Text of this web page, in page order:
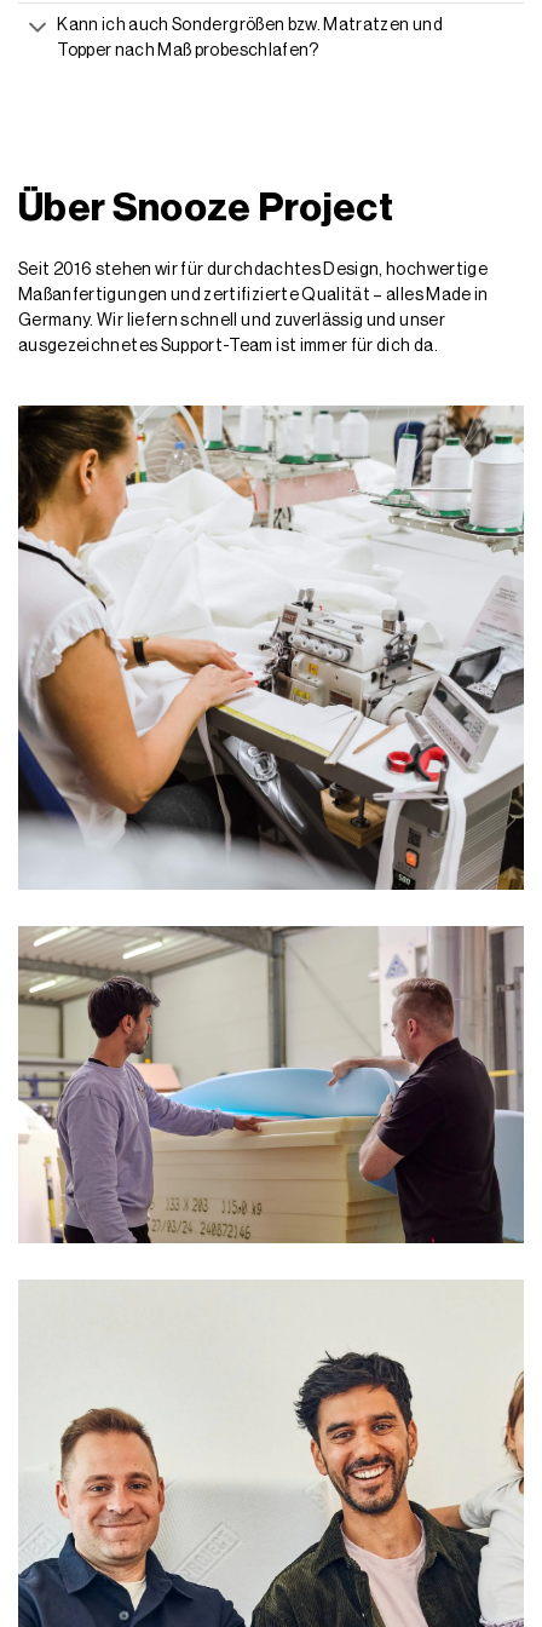
Kann ich auch Sondergrößen bzw. Matratzen und
Topper nach Maß probeschlafen?
Über Snooze Project
Seit 2016 stehen wir für durchdachtes Design, hochwertige
Maßanfertigungen und zertifizierte Qualität – alles Made in
Germany. Wir liefern schnell und zuverlässig und unser
ausgezeichnetes Support-Team ist immer für dich da.